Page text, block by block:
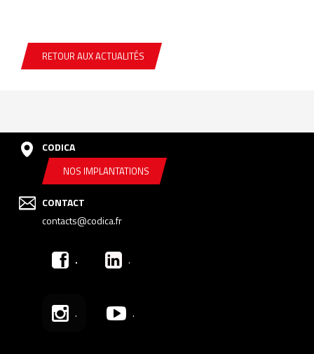
RETOUR AUX ACTUALITÉS
CODICA
NOS IMPLANTATIONS
CONTACT
contacts@codica.fr
. .
. .